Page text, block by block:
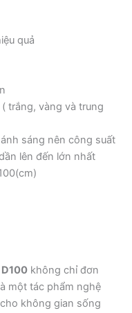
quả
trắng, vàng và trung
sáng nên công suất
lên đến lớn nhất
D100 không chỉ đơn
một tác phẩm nghệ
không gian sống